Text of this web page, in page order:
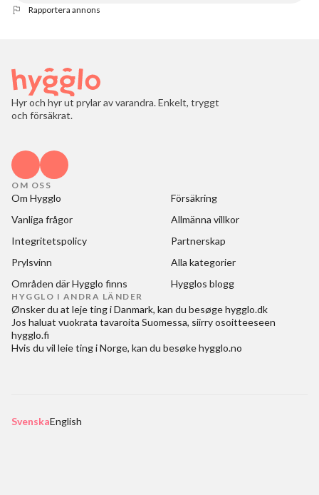
Rapportera annons
Hyr och hyr ut prylar av varandra. Enkelt, tryggt
och försäkrat.
OM OSS
Om Hygglo
Försäkring
Vanliga frågor
Allmänna villkor
Integritetspolicy
Partnerskap
Prylsvinn
Alla kategorier
Områden där Hygglo finns
Hygglos blogg
HYGGLO I ANDRA LÄNDER
Ønsker du at leje ting i Danmark, kan du besøgehygglo.dk
Jos haluat vuokrata tavaroita Suomessa, siirry osoitteeseen
hygglo.fi
Hvis du vil leie ting i Norge, kan du besøkehygglo.no
SvenskaEnglish